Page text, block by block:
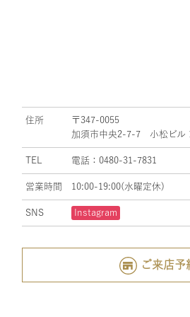
住所
〒347-0055
加須市中央2-7-7 小松ビル
TEL 電話：0480-31-7831
営業時間 10:00-19:00(水曜定休)
SNS Instagram
ご来店予